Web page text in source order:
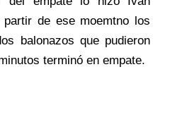
de ese moemtno los
balonazos que pudieron
terminó en empate.